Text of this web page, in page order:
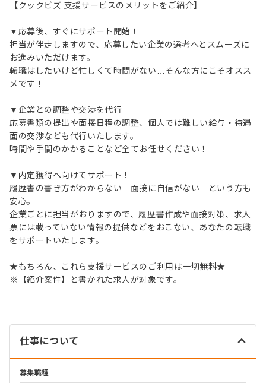
【クックビズ 支援サービスのメリットをご紹介】
▼応募後、すぐにサポート開始！
担当が伴走しますので、応募したい企業の選考へとスムーズに
お進みいただけます。
転職はしたいけど忙しくて時間がない…そんな方にこそオスス
メです！
▼企業との調整や交渉を代行
応募書類の提出や面接日程の調整、個人では難しい給与・待遇
面の交渉なども代行いたします。
時間や手間のかかることなど全てお任せください！
▼内定獲得へ向けてサポート！
履歴書の書き方がわからない…面接に自信がない…という方も
安心。
企業ごとに担当がおりますので、履歴書作成や面接対策、求人
票には載っていない情報の提供などをおこない、あなたの転職
をサポートいたします。
★もちろん、これら支援サービスのご利用は一切無料★
※【紹介案件】と書かれた求人が対象です。
仕事について
募集職種